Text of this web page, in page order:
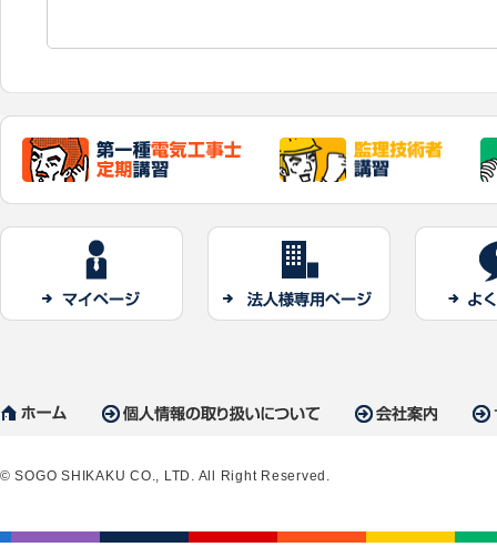
© SOGO SHIKAKU CO., LTD. All Right Reserved.